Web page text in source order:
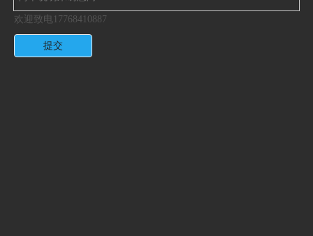
欢迎致电17768410887
提交